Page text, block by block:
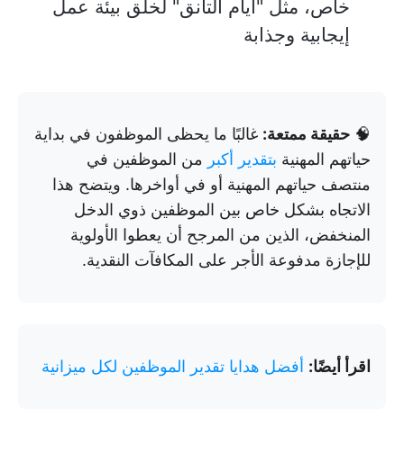
خاص، مثل "أيام التأنق" لخلق بيئة عمل
إيجابية وجذابة
🧠 حقيقة ممتعة: غالبًا ما يحظى الموظفون في بداية
حياتهم المهنية بتقدير أكبر من الموظفين في
منتصف حياتهم المهنية أو في أواخرها. ويتضح هذا
الاتجاه بشكل خاص بين الموظفين ذوي الدخل
المنخفض، الذين من المرجح أن يعطوا الأولوية
للإجازة مدفوعة الأجر على المكافآت النقدية.
اقرأ أيضًا: أفضل هدايا تقدير الموظفين لكل ميزانية